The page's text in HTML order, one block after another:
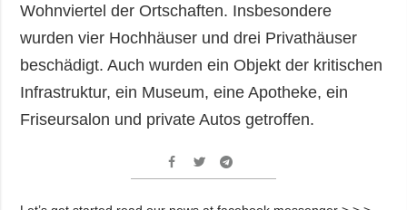
Wohnviertel der Ortschaften. Insbesondere
wurden vier Hochhäuser und drei Privathäuser
beschädigt. Auch wurden ein Objekt der kritischen
Infrastruktur, ein Museum, eine Apotheke, ein
Friseursalon und private Autos getroffen.